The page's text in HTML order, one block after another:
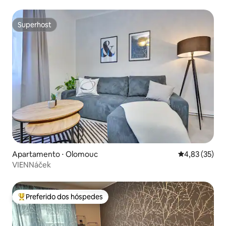
Superhost
Superhost
Apartamento ⋅ Olomouc 4,83 de uma
4,83 (35)
VIENNáček
Entre os melhores preferidos dos hóspedes
Preferido dos hóspedes